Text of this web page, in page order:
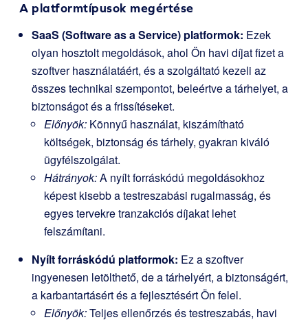
A platformtípusok megértése
SaaS (Software as a Service) platformok: Ezek
olyan hosztolt megoldások, ahol Ön havi díjat fizet a
szoftver használatáért, és a szolgáltató kezeli az
összes technikai szempontot, beleértve a tárhelyet, a
biztonságot és a frissítéseket.
Előnyök: Könnyű használat, kiszámítható
költségek, biztonság és tárhely, gyakran kiváló
ügyfélszolgálat.
Hátrányok:A nyílt forráskódú megoldásokhoz
képest kisebb a testreszabási rugalmasság, és
egyes tervekre tranzakciós díjakat lehet
felszámítani.
Nyílt forráskódú platformok: Ez a szoftver
ingyenesen letölthető, de a tárhelyért, a biztonságért,
a karbantartásért és a fejlesztésért Ön felel.
Előnyök:Teljes ellenőrzés és testreszabás, havi